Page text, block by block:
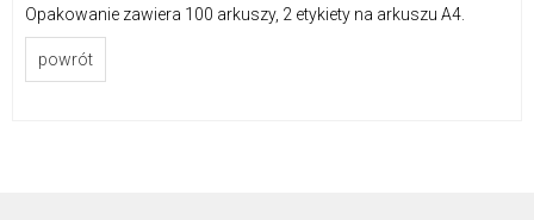
Opakowanie zawiera 100 arkuszy, 2 etykiety na arkuszu A4.
powrót